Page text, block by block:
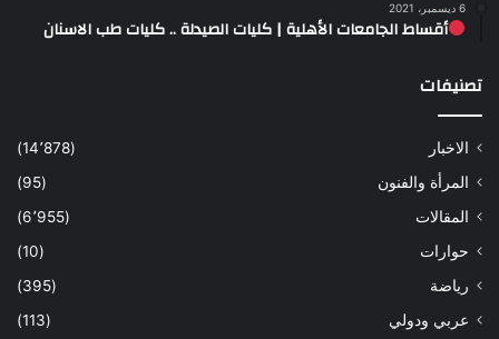
6 ديسمبر، 2021
أقساط الجامعات الأهلية | كليات الصيدلة .. كليات طب الاسنان
تصنيفات
الاخبار
(14٬878)
المرأة والفنون
(95)
المقالات
(6٬955)
حوارات
(10)
رياضة
(395)
عربي ودولي
(113)